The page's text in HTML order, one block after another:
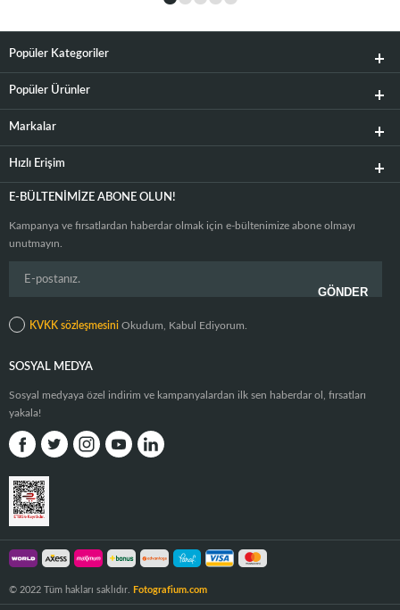
Popüler Kategoriler
Popüler Ürünler
Markalar
Hızlı Erişim
E-BÜLTENIMIZE ABONE OLUN!
Kampanya ve fırsatlardan haberdar olmak için e-bültenimize abone olmayı
unutmayın.
KVKK sözleşmesini Okudum, Kabul Ediyorum.
SOSYAL MEDYA
Sosyal medyaya özel indirim ve kampanyalardan ilk sen haberdar ol, fırsatları
yakala!
© 2022 Tüm hakları saklıdır. Fotografium.com